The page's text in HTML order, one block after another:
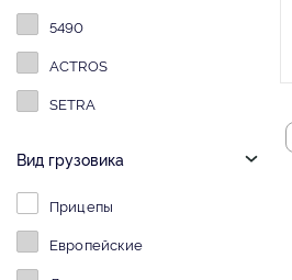
5490
ACTROS
SETRA
Вид грузовика
Прицепы
Европейские